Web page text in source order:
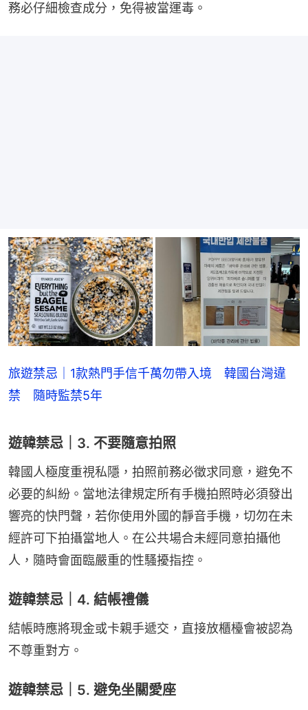
務必仔細檢查成分，免得被當運毒。
旅遊禁忌｜1款熱門手信千萬勿帶入境 韓國台灣違
禁 隨時監禁5年
遊韓禁忌｜3. 不要隨意拍照
韓國人極度重視私隱，拍照前務必徵求同意，避免不
必要的糾紛。當地法律規定所有手機拍照時必須發出
響亮的快門聲，若你使用外國的靜音手機，切勿在未
經許可下拍攝當地人。在公共場合未經同意拍攝他
人，隨時會面臨嚴重的性騷擾指控。
遊韓禁忌｜4. 結帳禮儀
結帳時應將現金或卡親手遞交，直接放櫃檯會被認為
不尊重對方。
遊韓禁忌｜5. 避免坐關愛座